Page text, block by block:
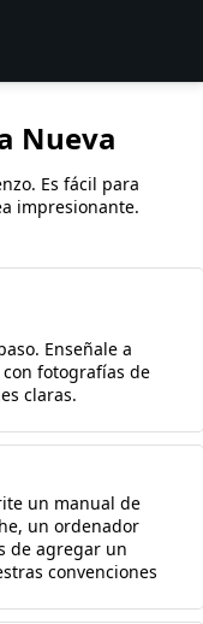
Nueva
Es fácil para
impresionante.
Enseñale a
fotografías de
claras.
un manual de
un ordenador
de agregar un
convenciones